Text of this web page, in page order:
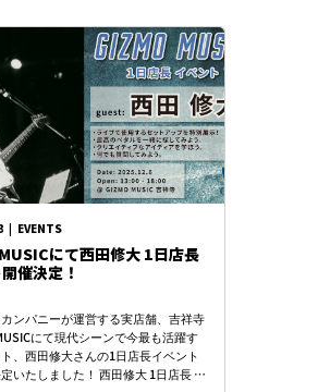
| EVENTS
にて西田修大 1日店長
催決定！
ンパニーが運営する実店舗、吉祥寺
にて現代シーンで今最も活躍す
、西田修大さんの1日店長イベント
いたしました！ 西田修大 1日店長 ＠